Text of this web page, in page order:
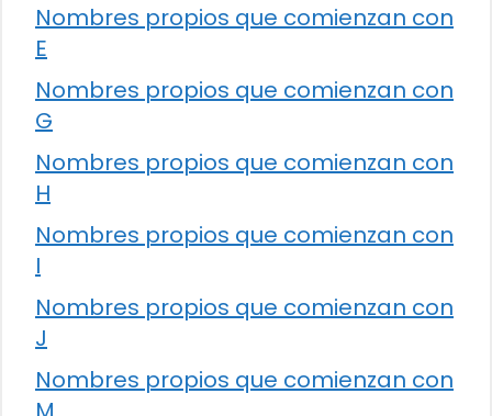
Nombres propios que comienzan con
E
Nombres propios que comienzan con
G
Nombres propios que comienzan con
H
Nombres propios que comienzan con
I
Nombres propios que comienzan con
J
Nombres propios que comienzan con